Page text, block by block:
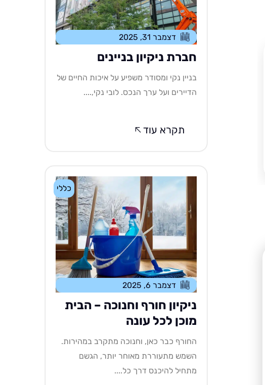
דצמבר 31, 2025
חברת ניקיון בניינים
בניין נקי ומסודר משפיע על איכות החיים של
הדיירים ועל ערך הנכס. לובי נקי,....
תקרא עוד
כללי
דצמבר 6, 2025
ניקיון חורף וחנוכה – הבית
מוכן לכל עונה
החורף כבר כאן, וחנוכה מתקרב במהירות.
השמש מתעוררת מאוחר יותר, הגשם
מתחיל להיכנס דרך כל....